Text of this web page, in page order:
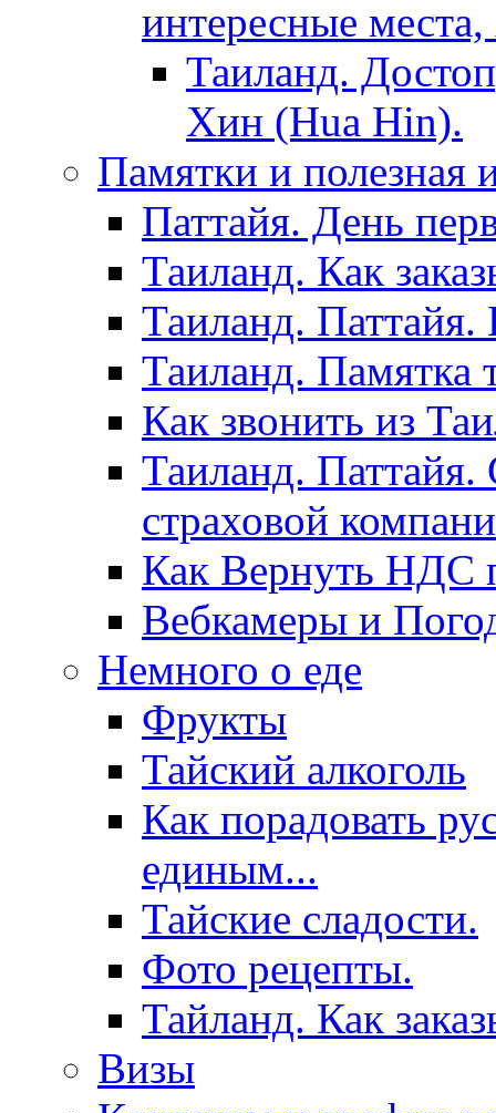
интересные
Таиланд.
Хин (Hua Hin).
Памятки и полезная
Паттайя. День
Таиланд. Как
Таиланд.
Таиланд. Памятка
Как звонить из
Таиланд. Паттайя.
страховой
Как Вернуть НДС
Вебкамеры и
Немного о еде
Фрукты
Тайский алкоголь
Как порадовать
единым...
Тайские сладости.
Фото рецепты.
Тайланд. Как
Визы